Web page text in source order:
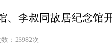
、李叔同故居纪念馆
：26982次